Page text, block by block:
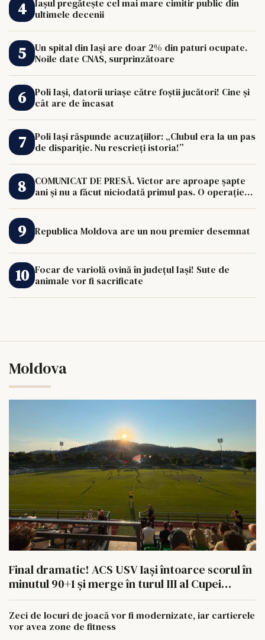
Iașul pregătește cel mai mare cimitir public din
ultimele decenii
Un spital din Iași are doar 2% din paturi ocupate.
Noile date CNAS, surprinzătoare
Poli Iași, datorii uriașe către foștii jucători! Cine și
cât are de încasat
Poli Iași răspunde acuzațiilor: „Clubul era la un pas
de dispariție. Nu rescrieți istoria!”
COMUNICAT DE PRESĂ. Victor are aproape șapte
ani și nu a făcut niciodată primul pas. O operație
Republica Moldova are un nou premier desemnat
Focar de variolă ovină în județul Iași! Sute de
animale vor fi sacrificate
Moldova
Final dramatic! ACS USV Iași întoarce scorul în
minutul 90+1 și merge în turul III al Cupei
României
Zeci de locuri de joacă vor fi modernizate, iar cartierele
vor avea zone de fitness